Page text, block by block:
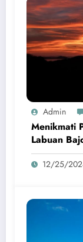
Admin
Menikmati
Labuan
12/25/